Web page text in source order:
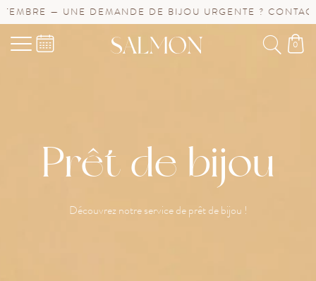
— UNE DEMANDE DE BIJOU URGENTE ? CONTACTEZ-
0
Prêt de bijou
Découvrez notre service de prêt de bijou !